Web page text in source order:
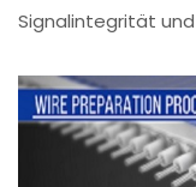
Signalintegrität